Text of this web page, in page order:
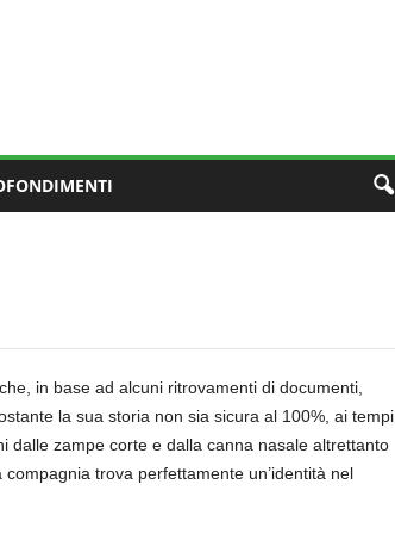
in base ad alcuni ritrovamenti di documenti,
la sua storia non sia sicura al 100%, ai tempi
dalle zampe corte e dalla canna nasale altrettanto
trova perfettamente un’identità nel